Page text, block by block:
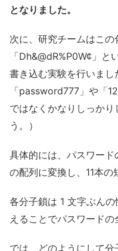
となりました。
次に、研究チームはこ
「Dh&@dR%P0W¢」
書き込む実験を行いまし
「password777」や「
ではなくかなりしっか
う。）
具体的には、パスワー
の配列に変換し、11本の
各分子鎖は 1 文字ぶん
えることでパスワードの
では、どのようにして